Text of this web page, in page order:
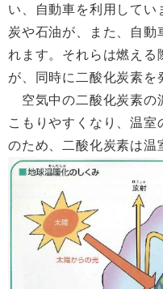
い、自動車を利用してい
炭や石油が、また、自動
れます。それらは燃える
が、同時に二酸化炭素を
空気中の二酸化炭素の
こもりやすくなり、温室
のため、二酸化炭素は温